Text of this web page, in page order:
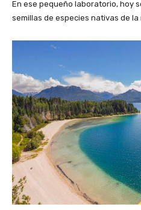
En ese pequeño laboratorio, hoy
semillas de especies nativas de la